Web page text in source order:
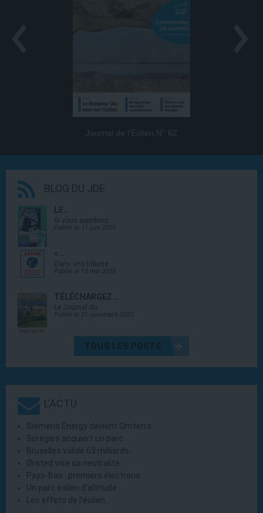
Journal de l’Éolien N° 62
BLOG DU JDE
LE…
Si vous appréciez…
Publié le 11 juin 2026
«…
Dans une tribune…
Publié le 15 mai 2026
TÉLÉCHARGEZ…
Le Journal du…
Publié le 21 novembre 2025
TOUS LES POSTS
L'ACTU
Siemens Energy devient Omterra
Sorégies acquiert un parc…
Bruxelles valide 63 milliards…
Ørsted vise sa neutralité…
Pays-Bas : premiers électrons…
Un parc éolien d’altitude…
Les effets de l’éolien…